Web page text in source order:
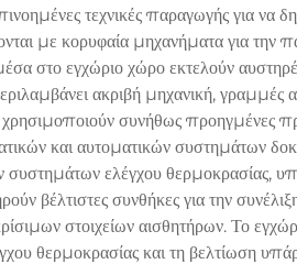
τεχνικές παραγωγής για να
με κορυφαία μηχανήματα για την
στο εγχώριο χώρο εκτελούν
ακριβή μηχανική, γραμμές
χρησιμοποιούν συνήθως προηγμένες
και αυτοματικών συστημάτων
συστημάτων ελέγχου θερμοκρασίας,
βέλτιστες συνθήκες για την
στοιχείων αισθητήρων. Το
θερμοκρασίας και τη βελτίωση